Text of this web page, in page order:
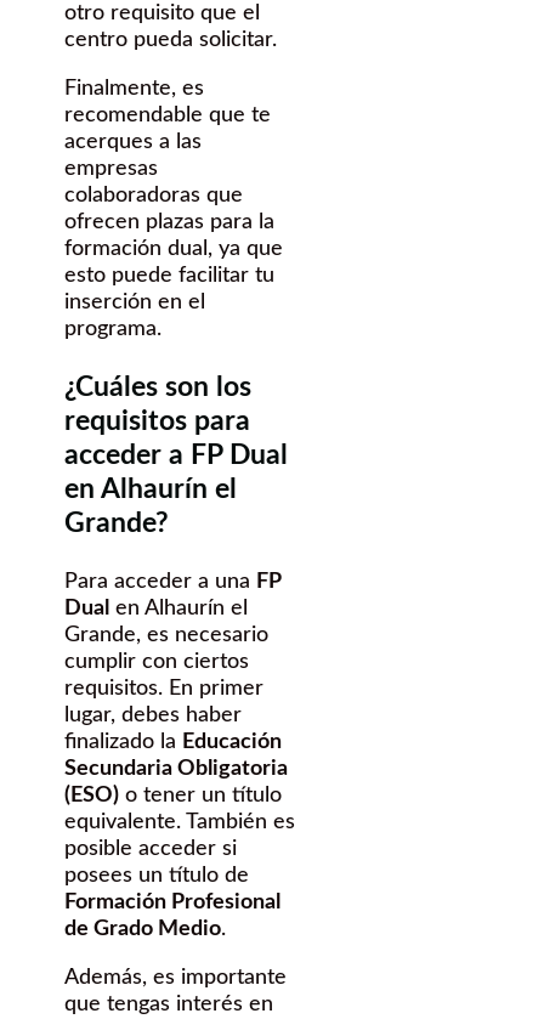
otro requisito que el
centro pueda solicitar.
Finalmente, es
recomendable que te
acerques a las
empresas
colaboradoras que
ofrecen plazas para la
formación dual, ya que
esto puede facilitar tu
inserción en el
programa.
¿Cuáles son los
requisitos para
acceder a FP Dual
en Alhaurín el
Grande?
Para acceder a una FP
Dual en Alhaurín el
Grande, es necesario
cumplir con ciertos
requisitos. En primer
lugar, debes haber
finalizado la Educación
Secundaria Obligatoria
(ESO) o tener un título
equivalente. También es
posible acceder si
posees un título de
Formación Profesional
de Grado Medio.
Además, es importante
que tengas interés en